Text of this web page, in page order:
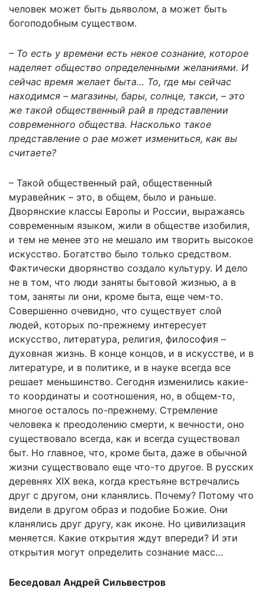
человек может быть дьяволом, а может быть
богоподобным существом.
– То есть у времени есть некое сознание, которое
наделяет общество определенными желаниями. И
сейчас время желает быта… То, где мы сейчас
находимся – магазины, бары, солнце, такси, – это
же такой общественный рай в представлении
современного общества. Насколько такое
представление о рае может измениться, как вы
считаете?
– Такой общественный рай, общественный
муравейник – это, в общем, было и раньше.
Дворянские классы Европы и России, выражаясь
современным языком, жили в обществе изобилия,
и тем не менее это не мешало им творить высокое
искусство. Богатство было только средством.
Фактически дворянство создало культуру. И дело
не в том, что люди заняты бытовой жизнью, а в
том, заняты ли они, кроме быта, еще чем-то.
Совершенно очевидно, что существует слой
людей, которых по-прежнему интересует
искусство, литература, религия, философия –
духовная жизнь. В конце концов, и в искусстве, и в
литературе, и в политике, и в науке всегда все
решает меньшинство. Сегодня изменились какие-
то координаты и соотношения, но, в общем-то,
многое осталось по-прежнему. Стремление
человека к преодолению смерти, к вечности, оно
существовало всегда, как и всегда существовал
быт. Но главное, что, кроме быта, даже в обычной
жизни существовало еще что-то другое. В русских
деревнях XIX века, когда крестьяне встречались
друг с другом, они кланялись. Почему? Потому что
видели в другом образ и подобие Божие. Они
кланялись друг другу, как иконе. Но цивилизация
меняется. Какие открытия ждут впереди? И эти
открытия могут определить сознание масс…
Беседовал Андрей Сильвестров